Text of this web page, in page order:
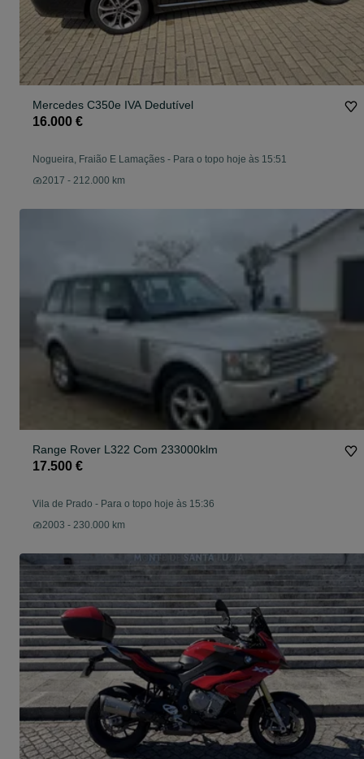
Mercedes C350e IVA Dedutível
16.000 €
Nogueira, Fraião E Lamaçães - Para o topo hoje às 15:51
2017 - 212.000 km
Range Rover L322 Com 233000klm
17.500 €
Vila de Prado - Para o topo hoje às 15:36
2003 - 230.000 km